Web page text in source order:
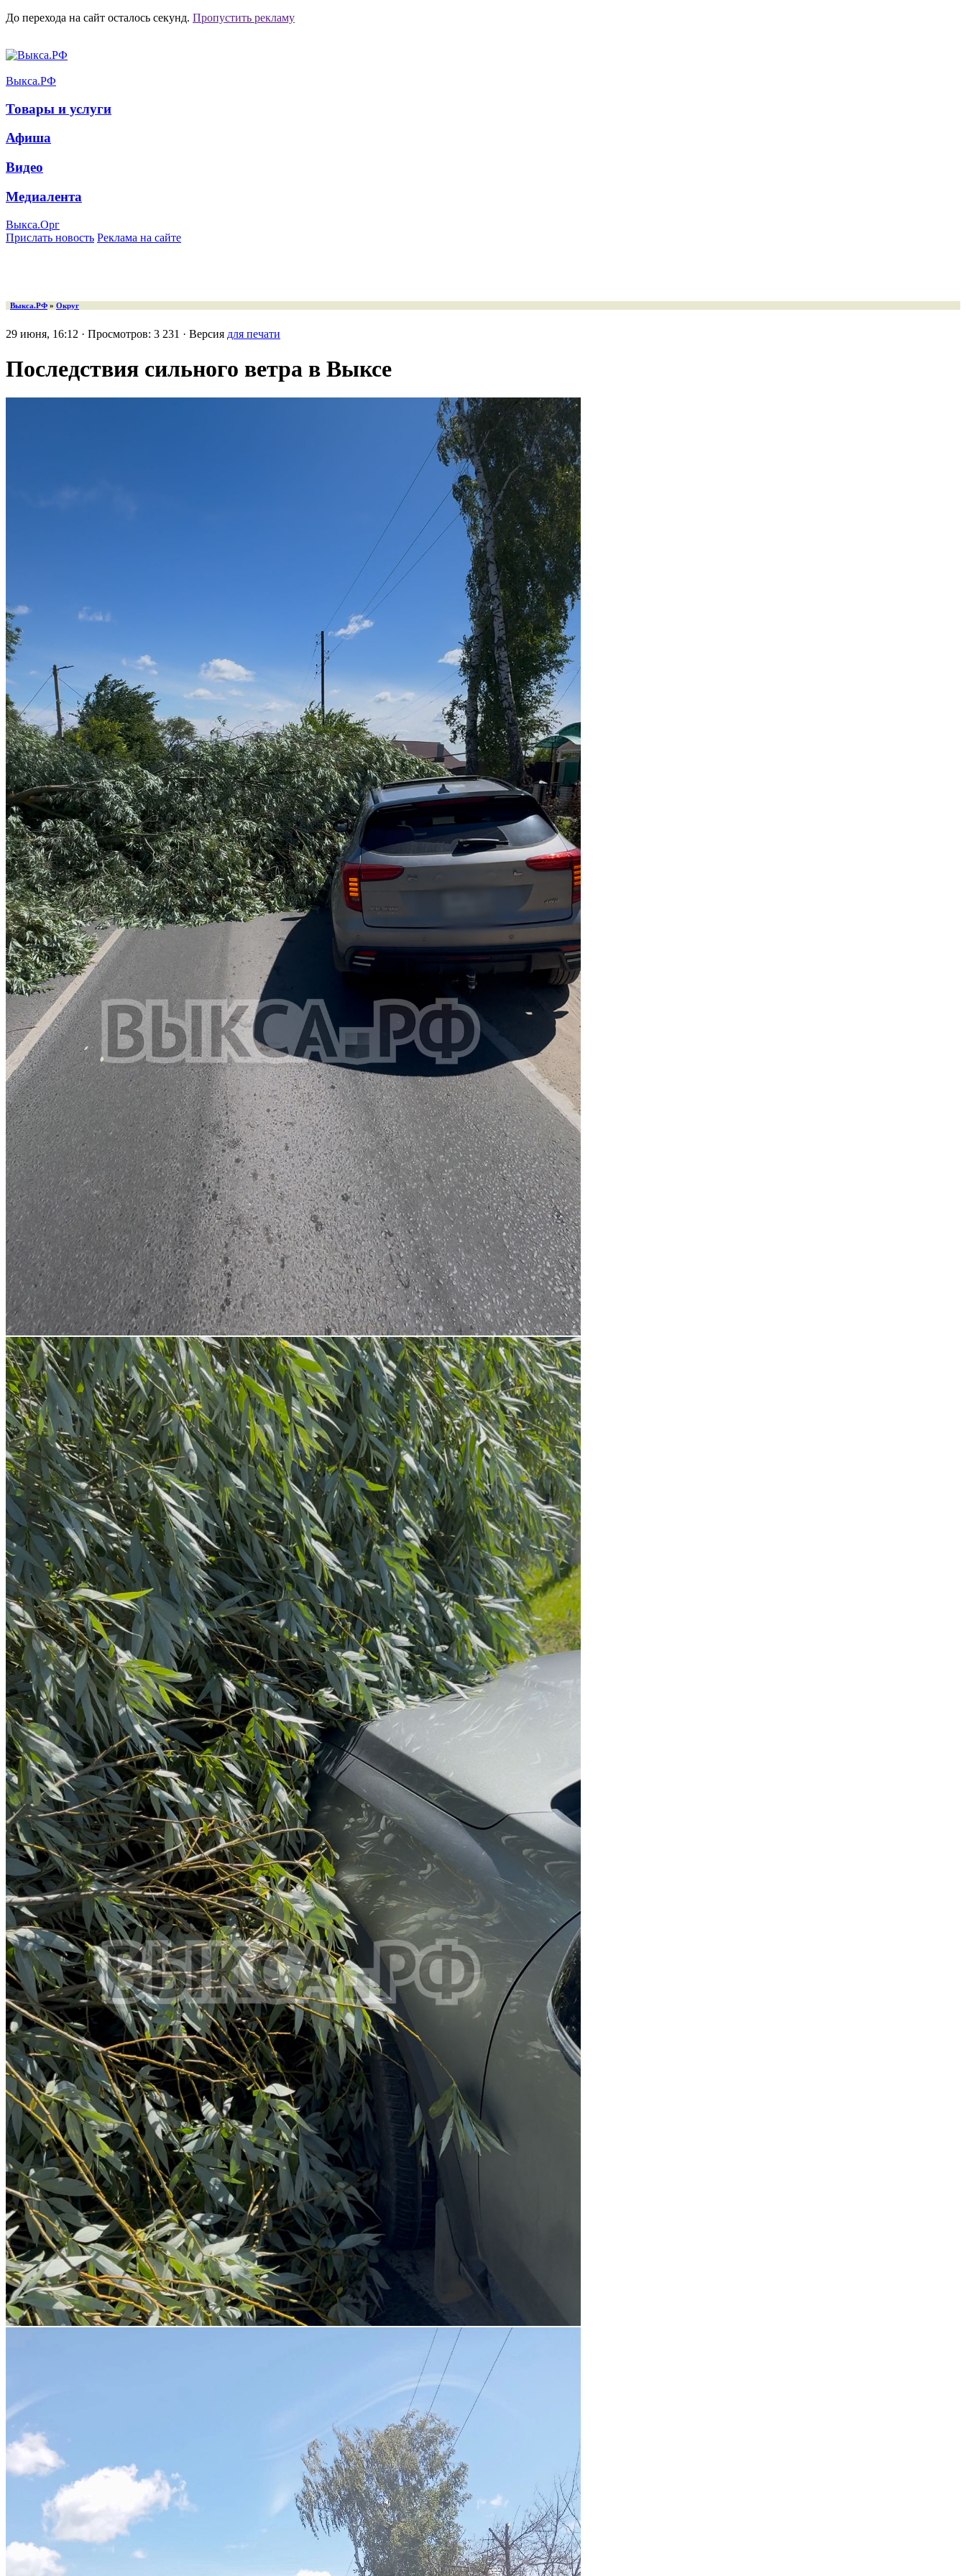
До перехода на сайт осталось секунд. Пропустить рекламу
Выкса.РФ
Товары и услуги
Афиша
Видео
Медиалента
Выкса.Орг
Прислать новость Реклама на сайте
Выкса.РФ » Округ
29 июня, 16:12 · Просмотров: 3 231 · Версия для печати
Последствия сильного ветра в Выксе